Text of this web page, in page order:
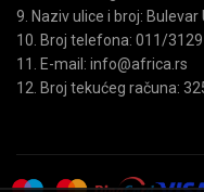
9. Naziv ulice i broj:
10. Broj telefona: 011/
11. E-mail: info@africa.rs
12. Broj tekućeg računa: